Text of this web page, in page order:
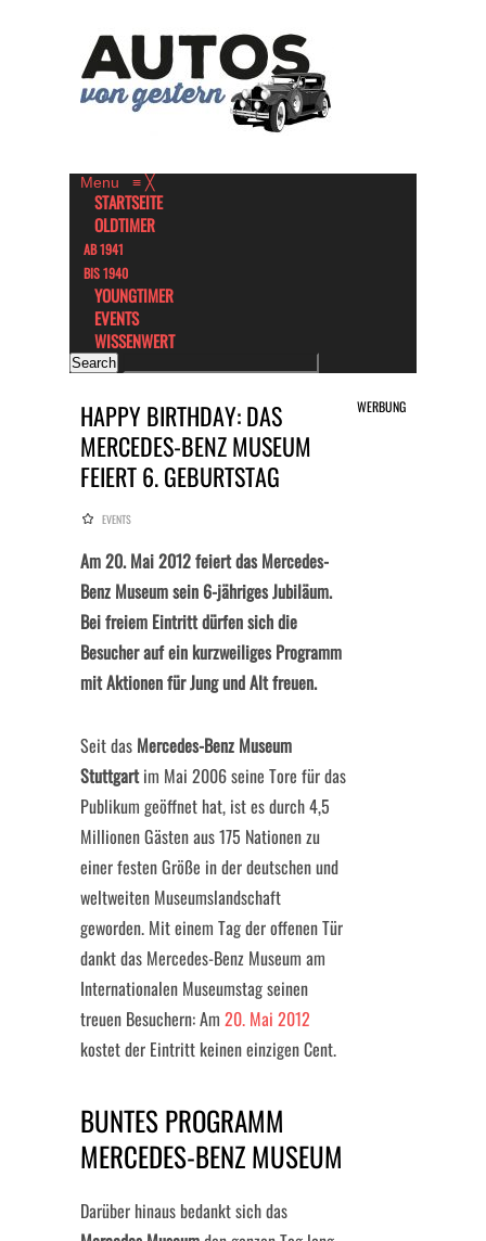
Menu ≡ ╳
STARTSEITE
OLDTIMER
AB 1941
BIS 1940
YOUNGTIMER
EVENTS
WISSENWERT
HAPPY BIRTHDAY: DAS
MERCEDES-BENZ MUSEUM
FEIERT 6. GEBURTSTAG
WERBUNG
EVENTS
Am 20. Mai 2012 feiert das Mercedes-
Benz Museum sein 6-jähriges Jubiläum.
Bei freiem Eintritt dürfen sich die
Besucher auf ein kurzweiliges Programm
mit Aktionen für Jung und Alt freuen.
Seit das Mercedes-Benz Museum
Stuttgartim Mai 2006 seine Tore für das
Publikum geöffnet hat, ist es durch 4,5
Millionen Gästen aus 175 Nationen zu
einer festen Größe in der deutschen und
weltweiten Museumslandschaft
geworden. Mit einem Tag der offenen Tür
dankt das Mercedes-Benz Museum am
Internationalen Museumstag seinen
treuen Besuchern: Am 20. Mai 2012
kostet der Eintritt keinen einzigen Cent.
BUNTES PROGRAMM
MERCEDES-BENZ MUSEUM
Darüber hinaus bedankt sich das